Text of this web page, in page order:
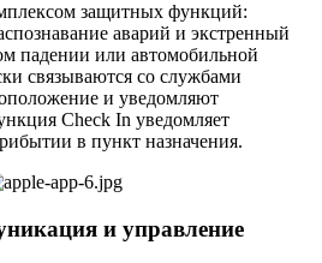
защитных функций:
аварий и экстренный
падении или автомобильной
связываются со службами
и уведомляют
Check In уведомляет
в пункт назначения.
и управление